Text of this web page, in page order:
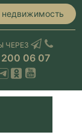
недвижимость
ЧЕРЕЗ
06 07